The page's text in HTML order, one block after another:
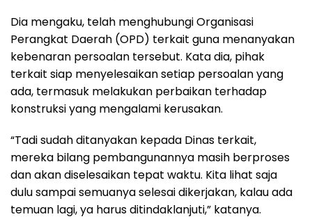
Dia mengaku, telah menghubungi Organisasi
Perangkat Daerah (OPD) terkait guna menanyakan
kebenaran persoalan tersebut. Kata dia, pihak
terkait siap menyelesaikan setiap persoalan yang
ada, termasuk melakukan perbaikan terhadap
konstruksi yang mengalami kerusakan.
“Tadi sudah ditanyakan kepada Dinas terkait,
mereka bilang pembangunannya masih berproses
dan akan diselesaikan tepat waktu. Kita lihat saja
dulu sampai semuanya selesai dikerjakan, kalau ada
temuan lagi, ya harus ditindaklanjuti,” katanya.